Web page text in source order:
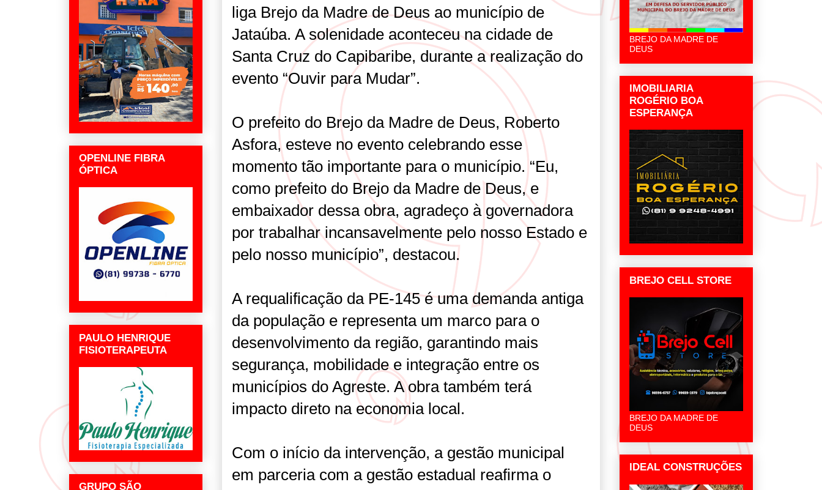
liga Brejo da Madre de Deus ao município de
Jataúba. A solenidade aconteceu na cidade de
Santa Cruz do Capibaribe, durante a realização do
evento “Ouvir para Mudar”.
O prefeito do Brejo da Madre de Deus, Roberto
Asfora, esteve no evento celebrando esse
momento tão importante para o município. “Eu,
como prefeito do Brejo da Madre de Deus, e
embaixador dessa obra, agradeço à governadora
por trabalhar incansavelmente pelo nosso Estado e
pelo nosso município”, destacou.
A requalificação da PE-145 é uma demanda antiga
da população e representa um marco para o
desenvolvimento da região, garantindo mais
segurança, mobilidade e integração entre os
municípios do Agreste. A obra também terá
impacto direto na economia local.
Com o início da intervenção, a gestão municipal
em parceria com a gestão estadual reafirma o
OPENLINE FIBRA
ÓPTICA
PAULO HENRIQUE
FISIOTERAPEUTA
GRUPO SÃO
BREJO DA MADRE DE
DEUS
IMOBILIARIA
ROGÉRIO BOA
ESPERANÇA
BREJO CELL STORE
BREJO DA MADRE DE
DEUS
IDEAL CONSTRUÇÕES